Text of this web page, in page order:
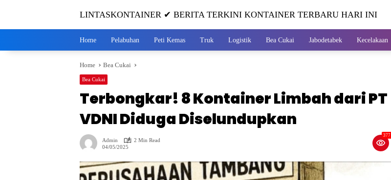
LINTASKONTAINER ✔ BERITA TERKINI KONTAINER TERBARU HARI INI
Home Pelabuhan Peti Kemas Truk Logistik Bea Cukai Jabodetabek Kecelakaan
Home Bea Cukai
Bea Cukai
Terbongkar! 8 Kontainer Limbah dari PT
VDNI Diduga Diselundupkan
Admin
2 Min Read
04/05/2025
377